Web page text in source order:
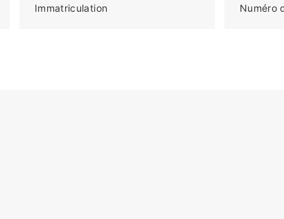
Immatriculation Numéro